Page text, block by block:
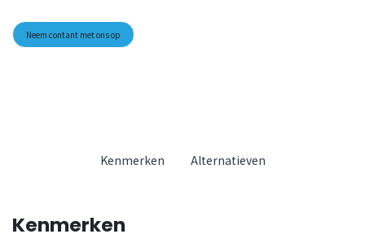
Neem contant met ons op
Kenmerken Alternatieven
Kenmerken